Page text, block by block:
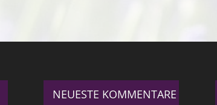
NEUESTE KOMMENTARE